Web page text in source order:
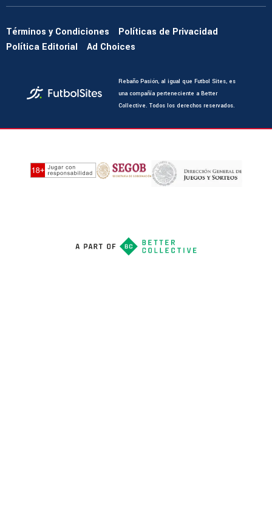
Términos y Condiciones
Políticas de Privacidad
Política Editorial
Ad Choices
Rebaño Pasión, al igual que Futbol Sites, es
una compañía perteneciente a Better
Collective. Todos los derechos reservados.